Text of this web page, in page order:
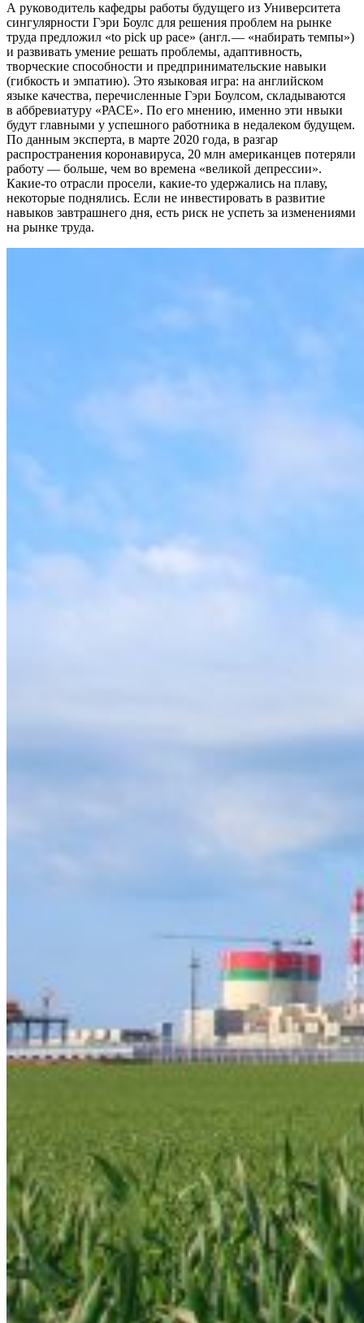
А руководитель кафедры работы будущего из Университета
сингулярности Гэри Боулс для решения проблем на рынке
труда предложил «to pick up pace» (англ. — «набирать темпы»)
и развивать умение решать проблемы, адаптивность,
творческие способности и предпринимательские навыки
(гибкость и эмпатию). Это языковая игра: на английском
языке качества, перечисленные Гэри Боулсом, складываются
в аббревиатуру «РАСЕ». По его мнению, именно эти нвыки
будут главными у успешного работника в недалеком будущем.
По данным эксперта, в марте 2020 года, в разгар
распространения коронавируса, 20 млн американцев потеряли
работу — ​больше, чем во времена «великой депрессии».
Какие-то отрасли просели, какие-то удержались на плаву,
некоторые поднялись. Если не инвестировать в развитие
навыков завтрашнего дня, есть риск не успеть за изменениями
на рынке труда.